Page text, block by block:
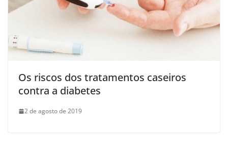
Os riscos dos tratamentos caseiros
contra a diabetes
2 de agosto de 2019